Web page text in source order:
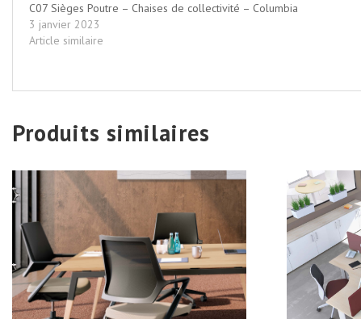
C07 Sièges Poutre – Chaises de collectivité – Columbia
3 janvier 2023
Article similaire
Produits similaires